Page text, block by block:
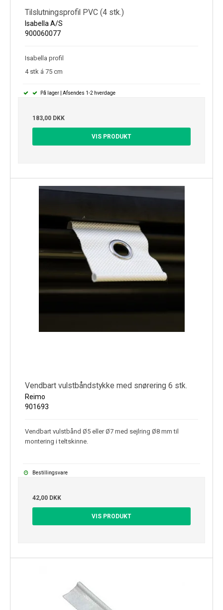
Tilslutningsprofil PVC (4 stk.)
Isabella A/S
900060077
Isabella profil
4 stk á 75 cm
På lager | Afsendes 1-2 hverdage
183,00 DKK
VIS PRODUKT
Vendbart vulstbåndstykke med snørering 6 stk.
Reimo
901693
Vendbart vulstbånd Ø5 eller Ø7 med sejlring Ø8 mm til
montering i teltskinne.
Bestillingsvare
42,00 DKK
VIS PRODUKT